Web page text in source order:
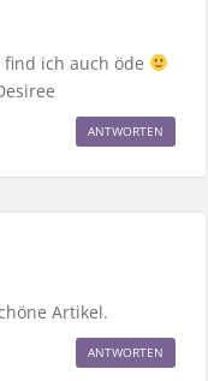
ich auch öde
ANTWORTEN
Artikel.
ANTWORTEN